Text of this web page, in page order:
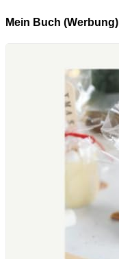
Mein Buch (Werbung)